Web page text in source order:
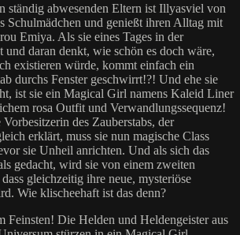
ständig abwesenden Eltern ist Illyasviel von
Schulmädchen und genießt ihren Alltag mit
Emiya. Als sie eines Tages in der
und daran denkt, wie schön es doch wäre,
existieren würde, kommt einfach ein
durchs Fenster geschwirrt!?! Und ehe sie
ist sie ein Magical Girl namens Kaleid Liner
rosa Outfit und Verwandlungssequenz!
des Zauberstabs, der
erklärt, muss sie nun magische Class
sie Unheil anrichten. Und als sich das
gedacht, wird sie von einem zweiten
gleichzeitig ihre neue, mysteriöse
Wie klischeehaft ist das denn?
Feinsten! Die Helden und Heldengeister aus